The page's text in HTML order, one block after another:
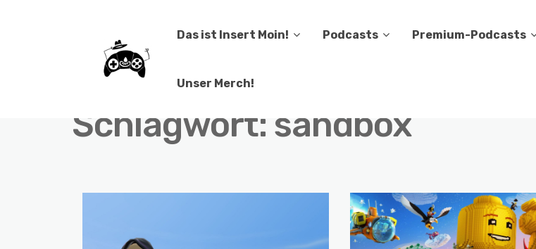
Das ist Insert Moin! Podcasts Premium-Podcasts
Unser Merch!
Schlagwort: sandbox